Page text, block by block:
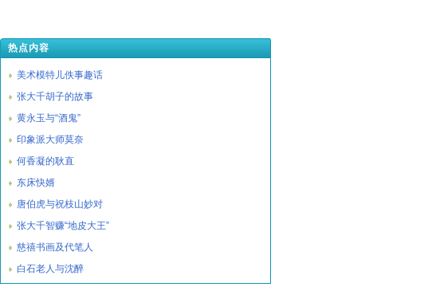
热点内容
美术模特儿佚事趣话
张大千胡子的故事
黄永玉与“酒鬼”
印象派大师莫奈
何香凝的耿直
东床快婿
唐伯虎与祝枝山妙对
张大千智赚“地皮大王”
慈禧书画及代笔人
白石老人与沈醉